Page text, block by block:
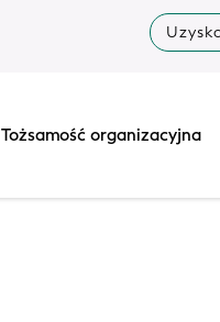
Tożsamość organizacyjna
Tłumaczenia na języki